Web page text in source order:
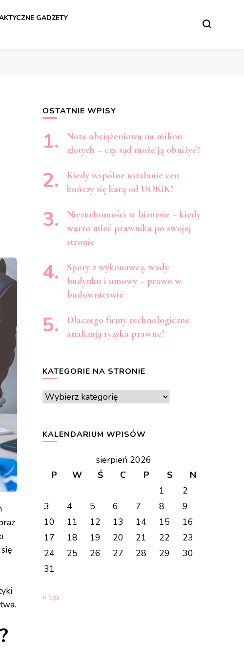
GADŻETY
OSTATNIE WPISY
Nota obciążeniowa na milion
złotych – czy sąd może ją obniżyć?
Kiedy wspólne ustalanie cen
kończy się karą od UOKiK?
Nieruchomości w biznesie – kiedy
warto mieć prawnika po swojej
stronie
Spory z wykonawcą, wady
budynku i umowy – prawo w
budownictwie
Dlaczego firmy technologiczne
analizują ryzyka prawne?
KATEGORIE NA STRONIE
Kategorie
KALENDARIUM WPISÓW
sierpień 2026
P
W Ś C P S
N
1
2
3
4 5 6 7 8
9
10
11 12 13 14 15
16
17
18 19 20 21 22
23
24
25 26 27 28 29
30
31
« lip